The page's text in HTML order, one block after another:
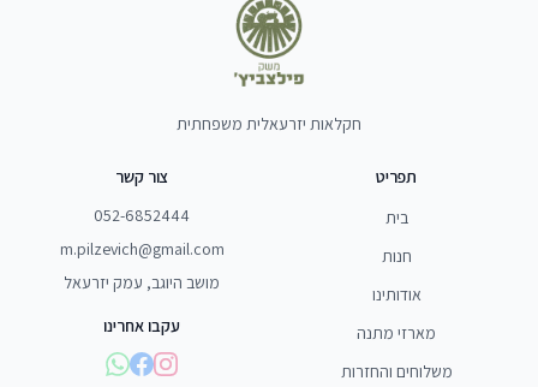
חקלאות יזרעאלית משפחתית
תפריט
בית
חנות
אודותינו
מארזי מתנה
משלוחים והחזרות
צור קשר
052-6852444
m.pilzevich@gmail.com
מושב היוגב, עמק יזרעאל
עקבו אחרינו